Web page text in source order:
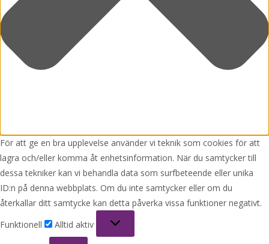
För att ge en bra upplevelse använder vi teknik som cookies för att
lagra och/eller komma åt enhetsinformation. När du samtycker till
dessa tekniker kan vi behandla data som surfbeteende eller unika
ID:n på denna webbplats. Om du inte samtycker eller om du
återkallar ditt samtycke kan detta påverka vissa funktioner negativt.
Funktionell
Alltid aktiv